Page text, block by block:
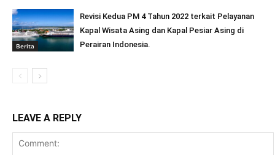
Berita
Revisi Kedua PM 4 Tahun 2022 terkait Pelayanan
Kapal Wisata Asing dan Kapal Pesiar Asing di
Perairan Indonesia.
LEAVE A REPLY